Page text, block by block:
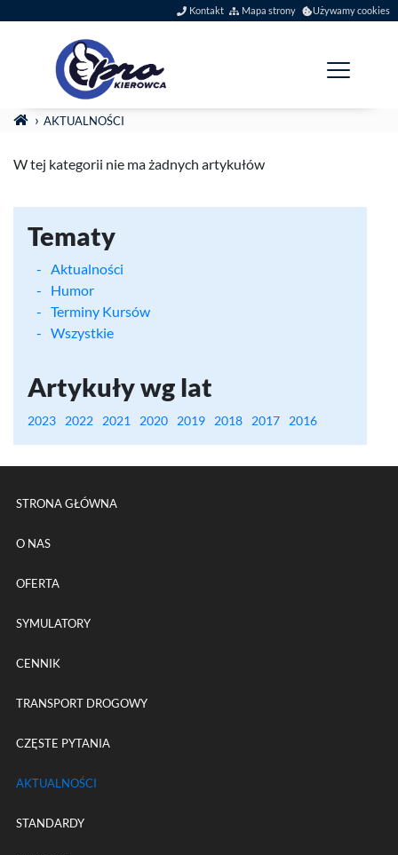
Szybkie menu
Kontakt Mapa strony Używamy cookies
Menu główne
Jesteś tutaj:
STRONA GŁÓWNA
AKTUALNOŚCI
Newsy(zajawki
W tej kategorii nie ma żadnych artykułów
Tematy
Aktualności
Humor
Terminy Kursów
Wszystkie
Artykuły wg lat
2023 2022 2021 2020 2019 2018 2017 2016
Menu główne powtórzone na
STRONA GŁÓWNA
O NAS
OFERTA
SYMULATORY
CENNIK
TRANSPORT DROGOWY
CZĘSTE PYTANIA
AKTUALNOŚCI
STANDARDY